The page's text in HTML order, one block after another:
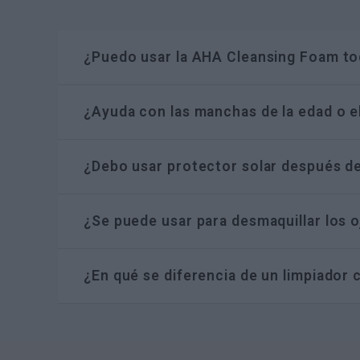
¿Puedo usar la AHA Cleansing Foam
(preferiblemente por la noche) e ir aumentando
¿Ayuda con las manchas de la edad o
¿Debo usar protector solar después
o quemaduras.
¿Se puede usar para desmaquillar los
específico.
¿En qué se diferencia de un limpiador